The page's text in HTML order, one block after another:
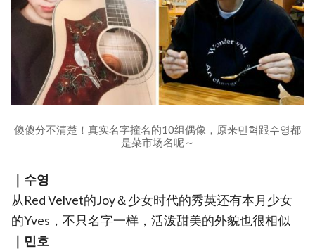
傻傻分不清楚！真实名字撞名的10组偶像，原来민혁跟수영都
是菜市场名呢～
｜수영
从Red Velvet的Joy＆少女时代的秀英还有本月少女
的Yves，不只名字一样，活泼甜美的外貌也很相似
｜민호